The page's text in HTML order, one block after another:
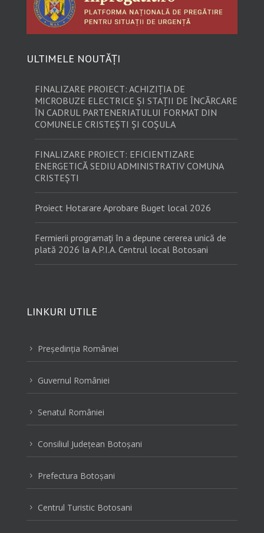
ULTIMELE NOUTĂȚI
FINALIZARE PROIECT: ACHIZIȚIA DE
MICROBUZE ELECTRICE ȘI STAȚII DE ÎNCĂRCARE
ÎN CADRUL PARTENERIATULUI FORMAT DIN
COMUNELE CRISTEȘTI ȘI COȘULA
FINALIZARE PROIECT: EFICIENTIZARE
ENERGETICĂ SEDIU ADMINISTRATIV COMUNA
CRISTEȘTI
Proiect Hotarare Aprobare Buget local 2026
Fermierii programați în a depune cererea unică de
plată 2026 la A.P.I.A. Centrul local Botosani
LINKURI UTILE
5 Preşedinţia României
5 Guvernul României
5 Senatul României
5 Consiliul Judeţean Botoşani
5 Prefectura Botoşani
5 Centrul Turistic Botosani